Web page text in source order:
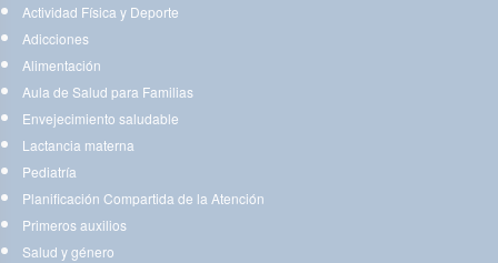
Actividad Física y Deporte
Adicciones
Alimentación
Aula de Salud para Familias
Envejecimiento saludable
Lactancia materna
Pediatría
Planificación Compartida de la Atención
Primeros auxilios
Salud y género